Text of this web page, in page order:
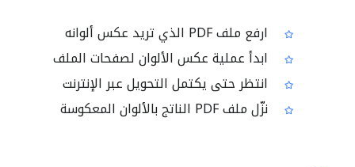
ارفع ملف PDF الذي تريد عكس ألوانه
ابدأ عملية عكس الألوان لصفحات الملف
انتظر حتى يكتمل التحويل عبر الإنترنت
نزّل ملف PDF الناتج بالألوان المعكوسة